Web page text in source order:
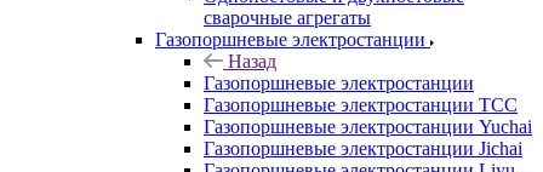
сварочные агрегаты
Газопоршневые электростанции
Назад
Газопоршневые электростанции
Газопоршневые электростанции ТСС
Газопоршневые электростанции Yuchai
Газопоршневые электростанции Jichai